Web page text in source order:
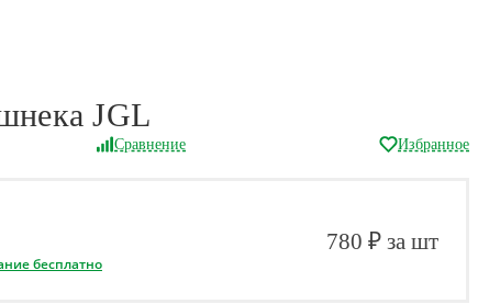
JGL
Сравнение
Избранное
780 ₽ за шт
бесплатно